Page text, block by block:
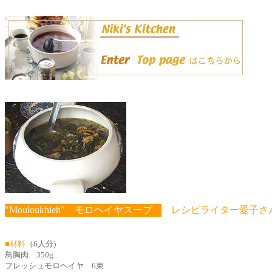
"Mouloukhieh" モロヘイヤスープ レシピライター愛子さ
■材料 （6人分)
鳥胸肉 350g
フレッシュモロヘイヤ 6束